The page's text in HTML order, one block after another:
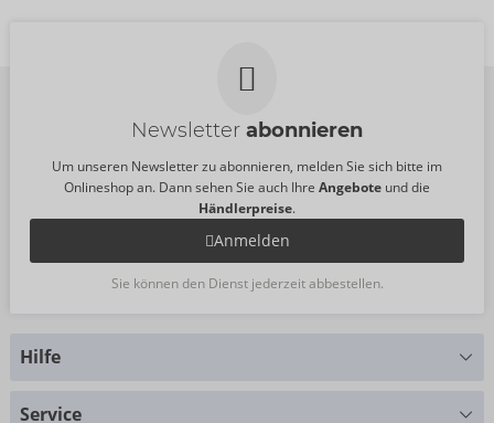
Newsletter abonnieren
Um unseren Newsletter zu abonnieren, melden Sie sich bitte im
Onlineshop an. Dann sehen Sie auch Ihre Angebote und die
Händlerpreise.
Anmelden
Sie können den Dienst jederzeit abbestellen.
Hilfe
Service